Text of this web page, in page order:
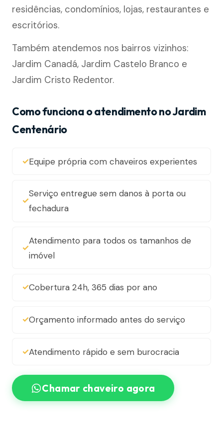
residências, condomínios, lojas, restaurantes e
escritórios.
Também atendemos nos bairros vizinhos:
Jardim Canadá, Jardim Castelo Branco e
Jardim Cristo Redentor.
Como funciona o atendimento no Jardim
Centenário
Equipe própria com chaveiros experientes
Serviço entregue sem danos à porta ou
fechadura
Atendimento para todos os tamanhos de
imóvel
Cobertura 24h, 365 dias por ano
Orçamento informado antes do serviço
Atendimento rápido e sem burocracia
Chamar chaveiro agora